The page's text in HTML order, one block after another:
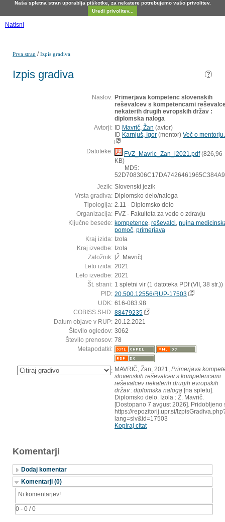
Naša spletna stran uporablja piškotke, za nekatere potrebujemo vašo privolitev.
Uredi privolitev...
Natisni
Prva stran /Izpis gradiva
Izpis gradiva
Naslov: Primerjava kompetenc slovenskih
reševalcev s kompetencami
nekaterih drugih evropskih držav :
diplomska naloga
Avtorji: ID Mavrič, Žan (avtor)
ID Karnjuš, Igor (mentor) Več o
Datoteke: FVZ_Mavric_Zan_i2021.pdf(826,96
KB)
MD5:
Jezik: Slovenski jezik
Vrsta gradiva: Diplomsko delo/naloga
Tipologija: 2.11 - Diplomsko delo
Organizacija: FVZ - Fakulteta za vede o zdravju
Ključne besede: kompetence reševalci nujna
pomoč primerjava
Kraj izida: Izola
Kraj izvedbe: Izola
Založnik: [Ž. Mavrič]
Leto izida: 2021
Leto izvedbe: 2021
Št. strani: 1 spletni vir (1 datoteka PDf (VII, 38 str.))
PID: 20.500.12556/RUP-17503
UDK: 616-083.98
COBISS.SI-ID: 88479235
Datum objave v RUP: 20.12.2021
Število ogledov: 3062
Število prenosov: 78
Metapodatki:
: MAVRIČ, Žan, 2021, Primerjava
slovenskih reševalcev s kompetencami
reševalcev nekaterih drugih evropskih
držav : diplomska naloga [na spletu].
Diplomsko delo. Izola : Ž. Mavrič.
[Dostopano 7 avgust 2026]. Pridobljeno
https://repozitorij.upr.si/
lang=slv&id=17503
Kopiraj citat
Komentarji
Dodaj komentar
Komentarji (0)
0 - 0 / 0
Ni komentarjev!